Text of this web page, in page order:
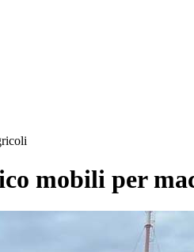
mobili per